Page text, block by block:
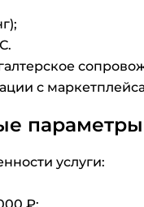
с
параметры
услуги:
₽;